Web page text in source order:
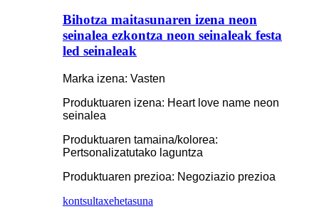
Bihotza maitasunaren izena neon
seinalea ezkontza neon seinaleak festa
led seinaleak
Marka izena: Vasten
Produktuaren izena: Heart love name neon
seinalea
Produktuaren tamaina/kolorea:
Pertsonalizatutako laguntza
Produktuaren prezioa: Negoziazio prezioa
kontsultaxehetasuna